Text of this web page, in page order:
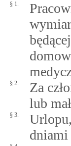
§ 1.
§ 2.
Za
lub
§ 3.
dniami